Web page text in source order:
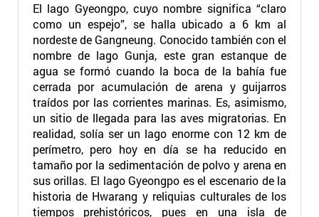
El lago Gyeongpo, cuyo nombre significa “claro
como un espejo”, se halla ubicado a 6 km al
nordeste de Gangneung. Conocido también con el
nombre de lago Gunja, este gran estanque de
agua se formó cuando la boca de la bahía fue
cerrada por acumulación de arena y guijarros
traídos por las corrientes marinas. Es, asimismo,
un sitio de llegada para las aves migratorias. En
realidad, solía ser un lago enorme con 12 km de
perímetro, pero hoy en día se ha reducido en
tamaño por la sedimentación de polvo y arena en
sus orillas. El lago Gyeongpo es el escenario de la
historia de Hwarang y reliquias culturales de los
tiempos prehistóricos, pues en una isla de